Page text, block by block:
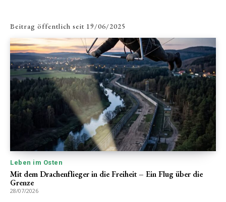
Beitrag öffentlich seit 19/06/2025
Leben im Osten
Mit dem Drachenflieger in die Freiheit – Ein Flug über die
Grenze
28/07/2026